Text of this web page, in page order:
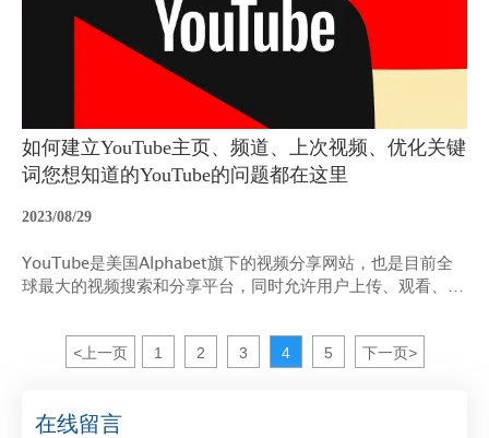
如何建立YouTube主页、频道、上次视频、优化关键
词您想知道的YouTube的问题都在这里
2023/08/29
YouTube是美国Alphabet旗下的视频分享网站，也是目前全
球最大的视频搜索和分享平台，同时允许用户上传、观看、分
<上一页 1 2 3 4 5 下一页>
在线留言